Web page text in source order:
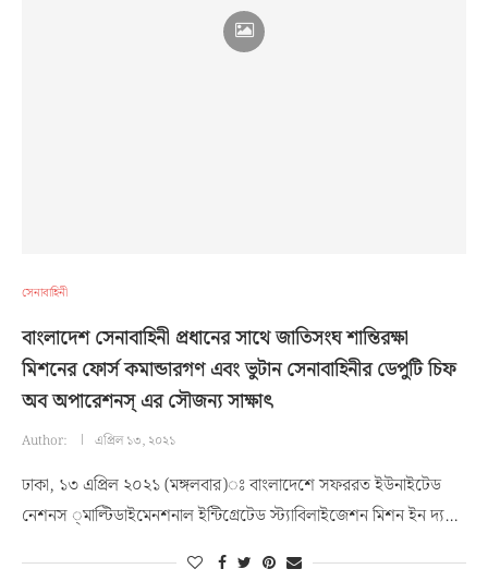
সেনাবাহিনী
বাংলাদেশ সেনাবাহিনী প্রধানের সাথে জাতিসংঘ শান্তিরক্ষা
মিশনের ফোর্স কমান্ডারগণ এবং ভুটান সেনাবাহিনীর ডেপুটি চিফ
অব অপারেশনস্ এর সৌজন্য সাক্ষাৎ
Author: এপ্রিল ১৩, ২০২১
ঢাকা, ১৩ এপ্রিল ২০২১ (মঙ্গলবার)ঃ বাংলাদেশে সফররত ইউনাইটেড
নেশনস ্মাল্টিডাইমেনশনাল ইন্টিগ্রেটেড স্ট্যাবিলাইজেশন মিশন ইন দ্য…